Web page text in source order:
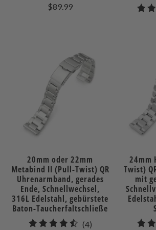
Bewertungen
$89.99
20mm oder 22mm
Metabind II (Pull-Twist) QR
Uhrenarmband, gerades
Ende, Schnellwechsel,
316L Edelstahl, gebürstete
Baton-Taucherfaltschließe
(4)4
24mm
Twist)
mit